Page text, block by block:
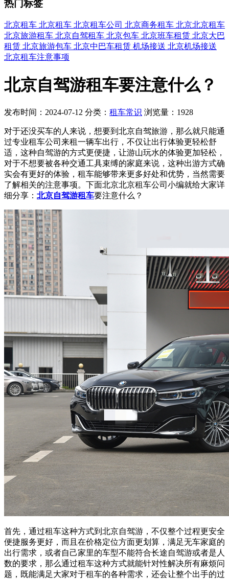
热门标签
北京租车 北京租车 北京租车公司 北京商务租车 北京北京租车
北京旅游租车 北京自驾租车 北京包车 北京班车租赁 北京大巴
租赁 北京旅游包车 北京中巴车租赁 机场接送 北京机场接送
北京租车注意事项
北京自驾游租车要注意什么？
发布时间：2024-07-12 分类： 租车常识 浏览量：1928
对于还没买车的人来说，想要到北京自驾旅游，那么就只能通
过专业租车公司来租一辆车出行，不仅让出行体验更轻松舒
适，这种自驾游的方式更便捷，让游山玩水的体验更加轻松，
对于不想要被各种交通工具束缚的家庭来说，这种出游方式确
实会有更好的体验，租车能够带来更多好处和优势，当然需要
了解相关的注意事项。下面北京北京租车公司小编就给大家详
细分享： 北京自驾游租车要注意什么？
首先，通过租车这种方式到北京自驾游，不仅整个过程更安全
便捷服务更好，而且在价格定位方面更划算，满足无车家庭的
出行需求，或者自己家里的车型不能符合长途自驾游或者是人
数的要求，那么通过租车这种方式就能针对性解决所有麻烦问
题，既能满足大家对于租车的各种需求，还会让整个出手的过